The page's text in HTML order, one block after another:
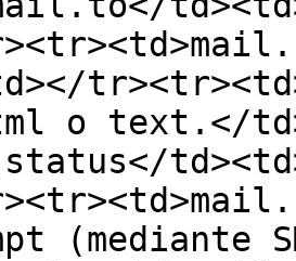
o text.</
(mediante